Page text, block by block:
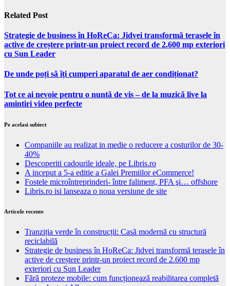
Related Post
Strategie de business în HoReCa: Jidvei transformă terasele în
active de creștere printr-un proiect record de 2.600 mp exteriori
cu Sun Leader
De unde poți să îți cumperi aparatul de aer condiționat?
Tot ce ai nevoie pentru o nuntă de vis – de la muzică live la
amintiri video perfecte
Pe acelasi subiect
Companiile au realizat in medie o reducere a costurilor de 30-
40%
Descoperiti cadourile ideale, pe Libris.ro
A inceput a 5-a editie a Galei Premiilor eCommerce!
Fostele microîntreprinderi- între faliment, PFA şi… offshore
Libris.ro isi lanseaza o noua versiune de site
Articole recente
Tranziția verde în construcții: Casă modernă cu structură
reciclabilă
Strategie de business în HoReCa: Jidvei transformă terasele în
active de creștere printr-un proiect record de 2.600 mp
exteriori cu Sun Leader
Fără proteze mobile: cum funcționează reabilitarea completă